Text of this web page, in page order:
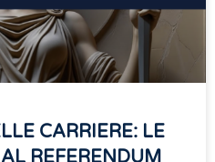
CARRIERE: LE